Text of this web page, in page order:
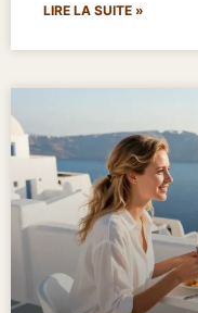
LIRE LA SUITE »